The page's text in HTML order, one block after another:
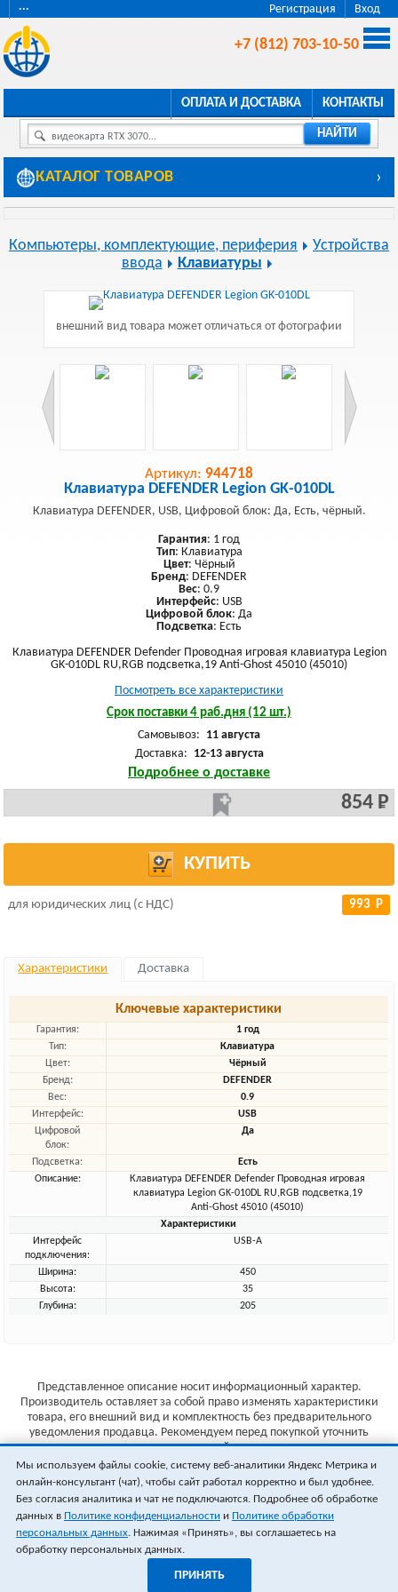
Регистрация Вход
···
+7 (812) 703-10-50
ОПЛАТА И ДОСТАВКА КОНТАКТЫ
видеокарта RTX 3070... НАЙТИ
КАТАЛОГ ТОВАРОВ ›
Компьютеры, комплектующие, периферия
Устройства
ввода
Клавиатуры
внешний вид товара может отличаться от фотографии
Артикул: 944718
Клавиатура DEFENDER Legion GK-010DL
Клавиатура DEFENDER, USB, Цифровой блок: Да, Есть, чёрный.
Гарантия: 1 год
Тип: Клавиатура
Цвет: Чёрный
Бренд: DEFENDER
Вес: 0.9
Интерфейс: USB
Цифровой блок: Да
Подсветка: Есть
Клавиатура DEFENDER Defender Проводная игровая клавиатура Legion
GK-010DL RU,RGB подсветка,19 Anti-Ghost 45010 (45010)
Посмотреть все характеристики
Срок поставки 4 раб.дня (12 шт.)
Самовывоз: 11 августа
Доставка: 12-13 августа
Подробнее о доставке
854 Р
КУПИТЬ
для юридических лиц (с НДС) 993 Р
Характеристики Доставка
Ключевые характеристики
Гарантия:
1 год
Тип:
Клавиатура
Цвет:
Чёрный
Бренд:
DEFENDER
Вес:
0.9
Интерфейс:
USB
Цифровой
блок:
Да
Подсветка:
Есть
Описание:
Клавиатура DEFENDER Defender Проводная игровая
клавиатура Legion GK-010DL RU,RGB подсветка,19
Anti-Ghost 45010 (45010)
Характеристики
Интерфейс
подключения:
USB-A
Ширина:
450
Высота:
35
Глубина:
205
Представленное описание носит информационный характер.
Производитель оставляет за собой право изменять характеристики
товара, его внешний вид и комплектность без предварительного
уведомления продавца. Рекомендуем перед покупкой уточнить
характеристики товара на сайте производителя.
Указанные цены не являются публичной офертой (ст.435 ГК РФ).
Стоимость и наличие товара уточняйте у менеджера.
Мы используем файлы cookie, систему веб-аналитики Яндекс Метрика и
онлайн-консультант (чат), чтобы сайт работал корректно и был удобнее.
Без согласия аналитика и чат не подключаются. Подробнее об обработке
данных в Политике конфиденциальности и Политике обработки
персональных данных. Нажимая «Принять», вы соглашаетесь на
обработку персональных данных.
ПРИНЯТЬ